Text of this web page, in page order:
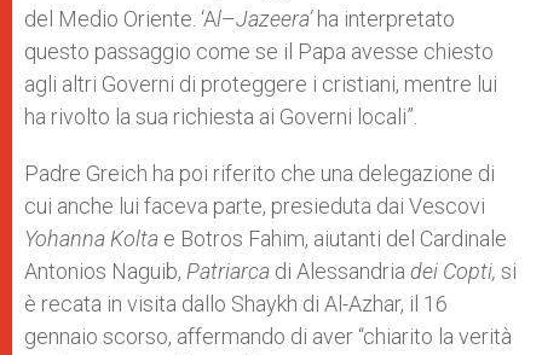
del Medio Oriente. ‘Al–Jazeera’ha interpretato
questo passaggio come se il Papa avesse chiesto
agli altri Governi di proteggere i cristiani, mentre lui
ha rivolto la sua richiesta ai Governi locali”.
Padre Greich ha poi riferito che una delegazione di
cui anche lui faceva parte, presieduta dai Vescovi
Yohanna Kolta e Botros Fahim, aiutanti del Cardinale
Antonios Naguib, Patriarca di Alessandria dei Copti, si
è recata in visita dallo Shaykh di Al-Azhar, il 16
gennaio scorso, affermando di aver “chiarito la verità